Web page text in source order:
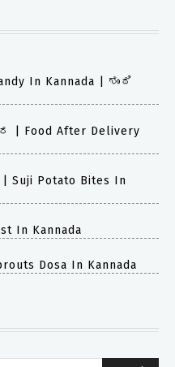
In Kannada | ಶುಂಠಿ
After Delivery
Potato Bites In
In Kannada
Dosa In Kannada